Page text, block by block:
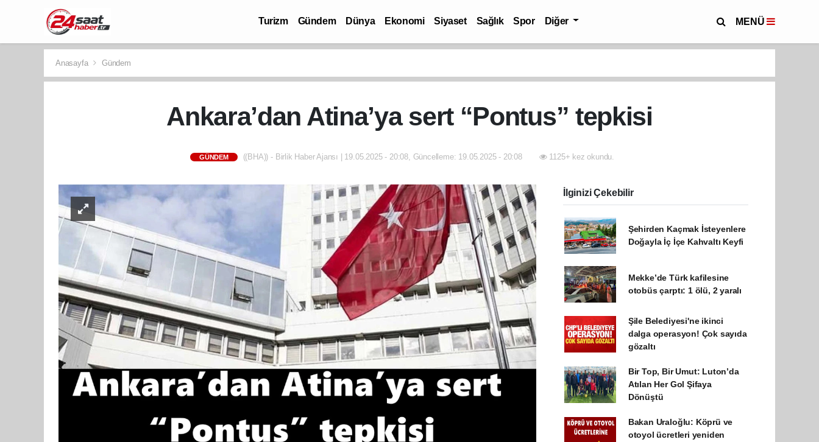
Turizm Gündem Dünya Ekonomi Siyaset Sağlık Spor Diğer MENÜ
Anasayfa Gündem
Ankara’dan Atina’ya sert “Pontus” tepkisi
GÜNDEM ((BHA)) - Birlik Haber Ajansı | 19.05.2025 - 20:08, Güncelleme: 19.05.2025 - 20:08 1125+ kez okundu.
İlginizi Çekebilir
Şehirden Kaçmak İsteyenlere
Doğayla İç İçe Kahvaltı Keyfi
Mekke’de Türk kafilesine
otobüs çarptı: 1 ölü, 2 yaralı
Şile Belediyesi'ne ikinci
dalga operasyon! Çok sayıda
gözaltı
Bir Top, Bir Umut: Luton’da
Atılan Her Gol Şifaya
Dönüştü
Bakan Uraloğlu: Köprü ve
otoyol ücretleri yeniden